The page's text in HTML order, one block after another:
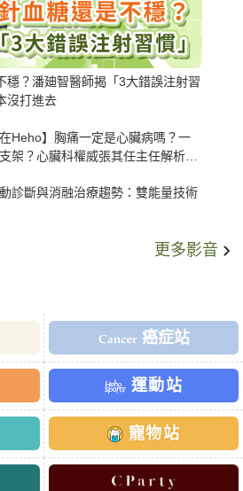
穩？潘廸智醫師揭「3大錯誤注射習
沒打進去
在Heho】胸痛一定是心臟病嗎？一
架？心臟科權威張其任主任解析支
診斷與消融治療趨勢：雙能量技術
更多影音
癌症站
運動站
寵物站